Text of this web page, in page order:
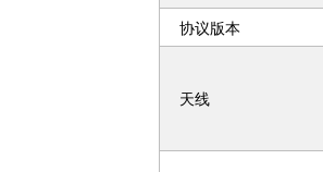
协议版本
天线